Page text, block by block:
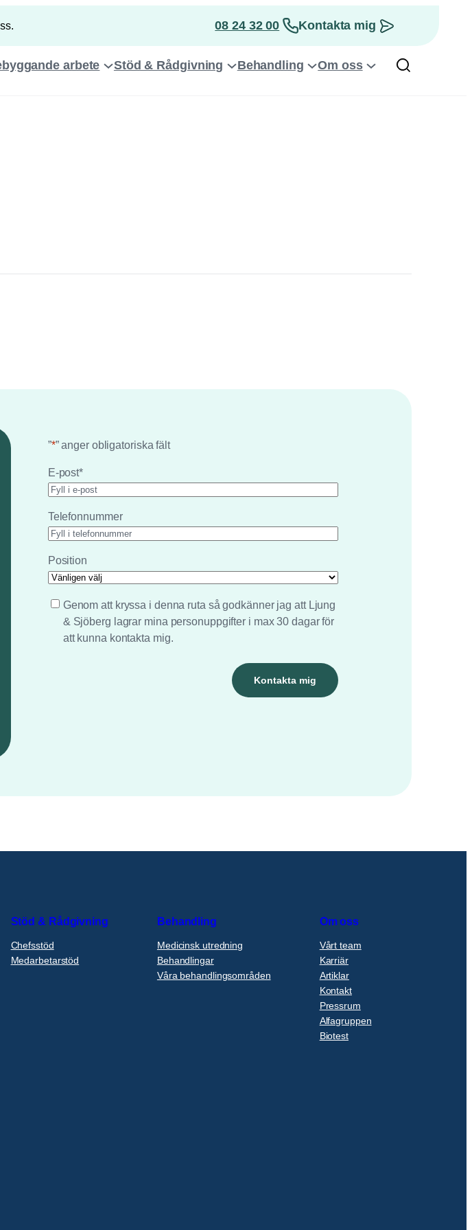
08 24 32 00 Kontakta mig
Position
arbete Stöd & Rådgivning Behandling Om oss
”*” anger obligatoriska fält
E-post*
Telefonnummer
Position
*
Genom att kryssa i denna ruta så godkänner jag att Ljung
& Sjöberg lagrar mina personuppgifter i max 30 dagar för
att kunna kontakta mig.
Stöd & Rådgivning
Chefsstöd
Medarbetarstöd
Behandling
Medicinsk utredning
Behandlingar
Våra behandlingsområden
Om oss
Vårt team
Karriär
Artiklar
Kontakt
Pressrum
Alfagruppen
Biotest